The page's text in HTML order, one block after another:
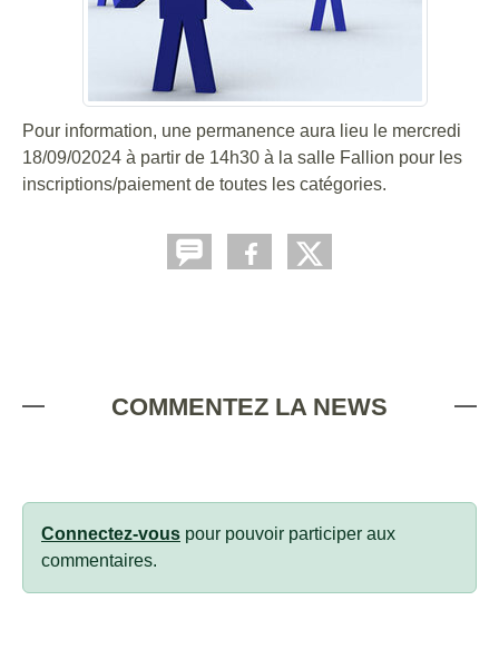
Pour information, une permanence aura lieu le mercredi
18/09/02024 à partir de 14h30 à la salle Fallion pour les
inscriptions/paiement de toutes les catégories.
COMMENTEZ LA NEWS
Connectez-vous pour pouvoir participer aux
commentaires.